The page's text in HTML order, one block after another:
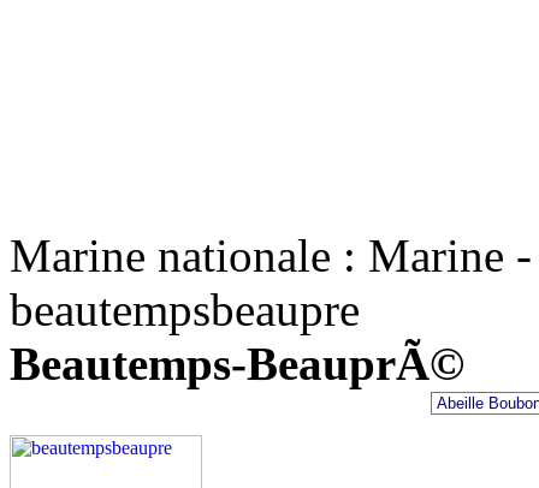
Marine nationale : Marine
beautempsbeaupre
Beautemps-BeauprÃ©